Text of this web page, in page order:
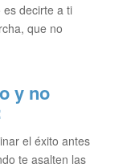
decirte a ti
que no
y no
el éxito antes
te asalten las